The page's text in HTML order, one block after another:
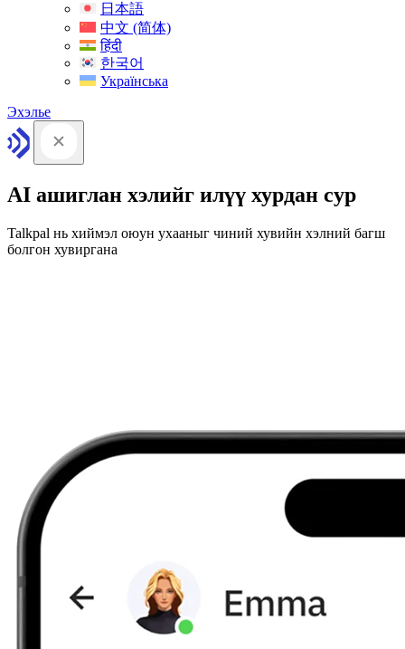
日本語
中文 (简体)
हिंदी
한국어
Українська
Эхэлье
AI ашиглан хэлийг илүү хурдан сур
Talkpal нь хиймэл оюун ухааныг чиний хувийн хэлний багш
болгон хувиргана